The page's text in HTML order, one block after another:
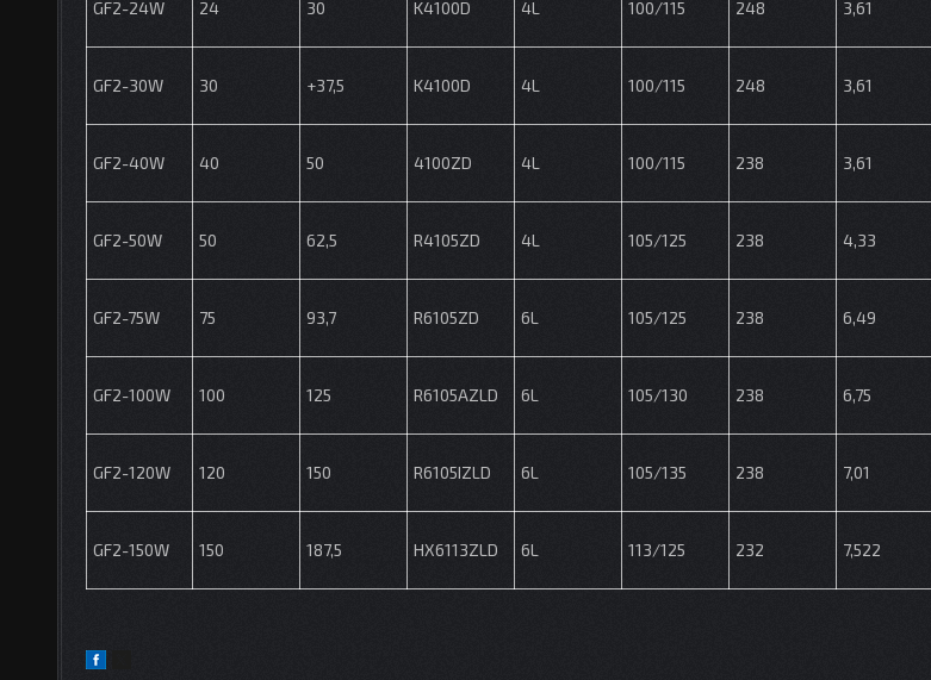
GF2-24W 24 30 K4100D 4L 100/115 248 3,61
GF2-30W 30 +37,5 K4100D 4L 100/115 248 3,61
GF2-40W 40 50 4100ZD 4L 100/115 238 3,61
GF2-50W 50 62,5 R4105ZD 4L 105/125 238 4,33
GF2-75W 75 93,7 R6105ZD 6L 105/125 238 6,49
GF2-100W 100 125 R6105AZLD 6L 105/130 238 6,75
GF2-120W 120 150 R6105IZLD 6L 105/135 238 7,01
GF2-150W 150 187,5 HX6113ZLD 6L 113/125 232 7,522